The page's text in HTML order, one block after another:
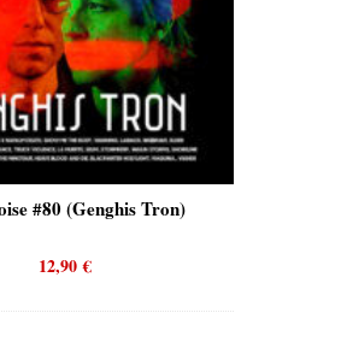
#80 (Genghis Tron)
12,90€